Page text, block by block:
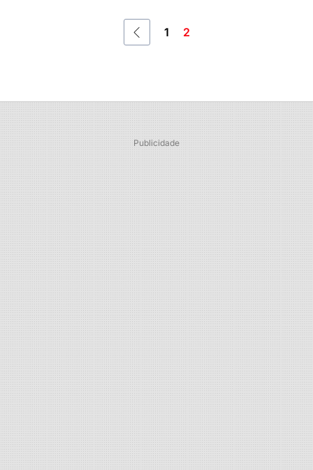
1 2
Publicidade